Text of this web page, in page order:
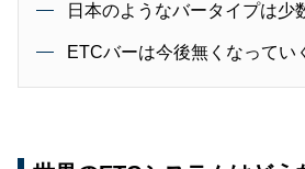
日本のようなバータイプは少
ETCバーは今後無くなってい